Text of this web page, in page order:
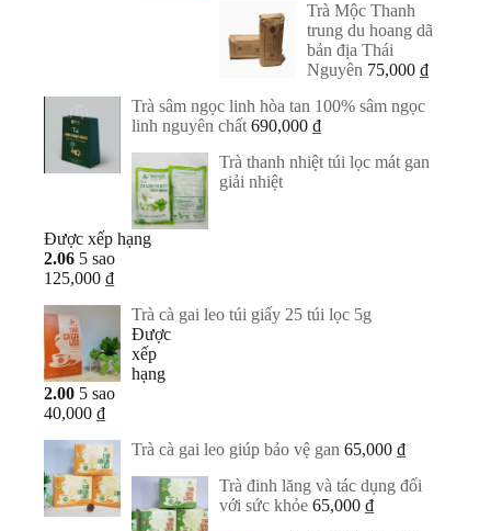
Trà Mộc Thanh
trung du hoang dã
bản địa Thái
Nguyên 75,000 ₫
Trà sâm ngọc linh hòa tan 100% sâm ngọc
linh nguyên chất 690,000 ₫
Trà thanh nhiệt túi lọc mát gan
giải nhiệt
Được xếp hạng
2.06 5 sao
125,000 ₫
Trà cà gai leo túi giấy 25 túi lọc 5g
Được
xếp
hạng
2.00 5 sao
40,000 ₫
Trà cà gai leo giúp bảo vệ gan 65,000 ₫
Trà đinh lăng và tác dụng đối
với sức khỏe 65,000 ₫